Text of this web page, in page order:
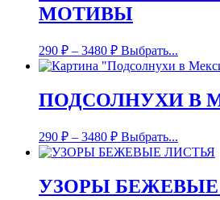
МОТИВЫ
290 ₽ – 3480 ₽ Выбрать...
ПОДСОЛНУХИ В
290 ₽ – 3480 ₽ Выбрать...
УЗОРЫ БЕЖЕВЫЕ